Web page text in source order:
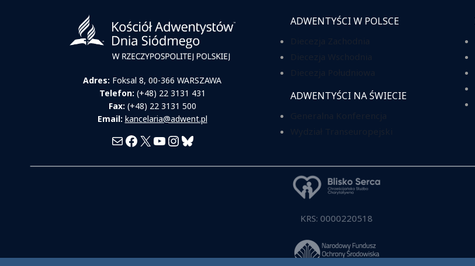
Adres: Foksal 8, 00-366 WARSZAWA
Telefon: (+48) 22 3131 431
Fax: (+48) 22 3131 500
Email: kancelaria@adwent.pl
MailFacebook
X YouTube
Instagram
Bluesky
ADWENTYŚCI W POLSCE
ADWENTYŚCI NA ŚWIECIE
KRS: 0000220518